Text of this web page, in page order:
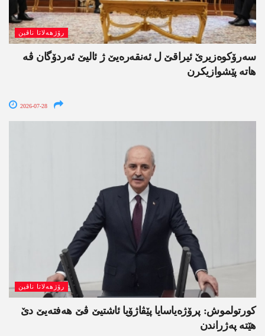
رۆژھەلاتا ناڤین
سەرۆکوەزیرێ ئیراقێ ل ئەنقەرەیێ ژ ئالیێ ئەردۆگان ڤە
ھاتە پێشوازیکرن
2026-07-28
رۆژھەلاتا ناڤین
کورتولموش: پرۆژەیاسایا پێڤاژۆیا ئاشتیێ ڤێ ھەفتەیێ دێ
هێتە پەژراندن